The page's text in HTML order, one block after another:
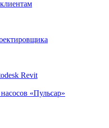
Revit
«Пульсар»